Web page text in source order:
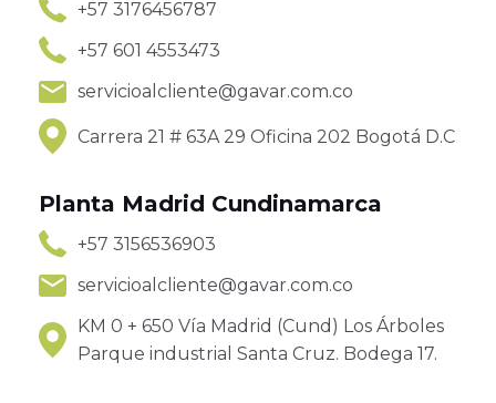
+57 3176456787
+57 601 4553473
servicioalcliente@gavar.com.co
Carrera 21 # 63A 29 Oficina 202 Bogotá D.C
Planta Madrid Cundinamarca
+57 3156536903
servicioalcliente@gavar.com.co
KM 0 + 650 Vía Madrid (Cund) Los Árboles
Parque industrial Santa Cruz. Bodega 17.